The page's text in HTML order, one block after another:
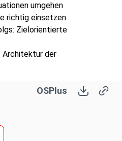
umgehen
richtig einsetzen
Zielorientierte
Architektur der
realen Reden, Präsentationen
OSPlus